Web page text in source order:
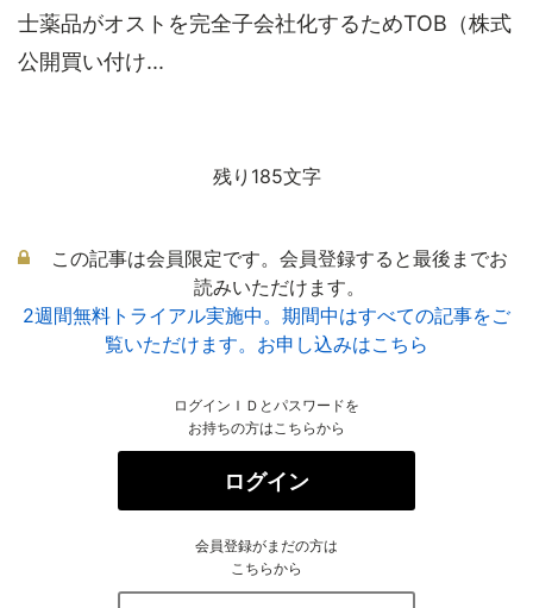
士薬品がオストを完全子会社化するためTOB（株式
公開買い付け...
残り185文字
この記事は会員限定です。会員登録すると最後までお
読みいただけます。
2週間無料トライアル実施中。期間中はすべての記事をご
覧いただけます。お申し込みはこちら
ログインＩＤとパスワードを
お持ちの方はこちらから
ログイン
会員登録がまだの方は
こちらから